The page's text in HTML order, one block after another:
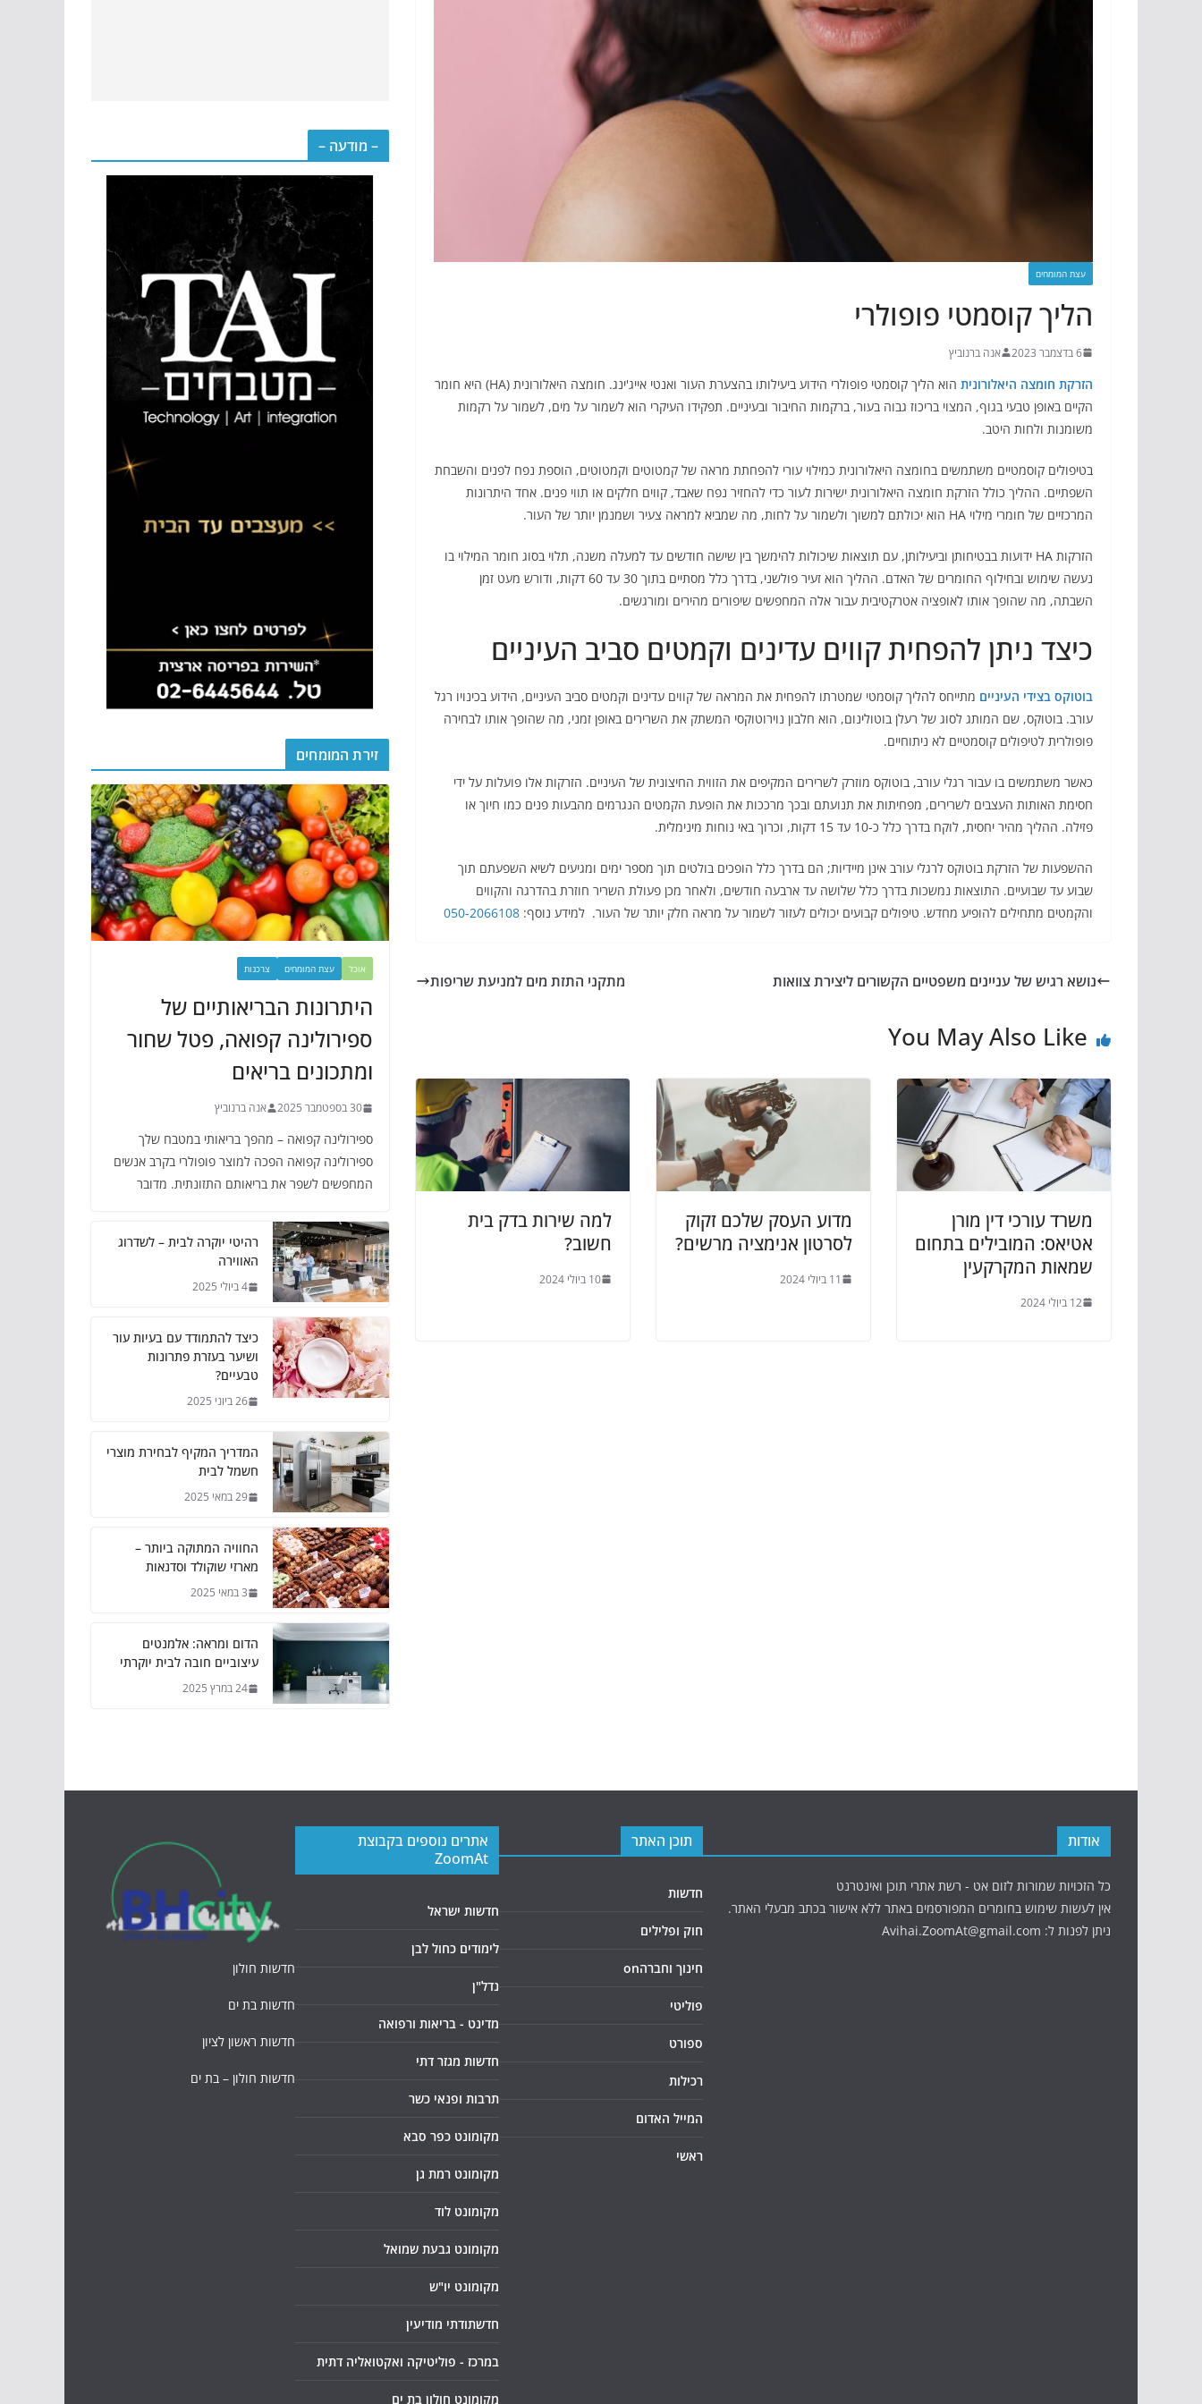
עצת המומחים
הליך קוסמטי פופולרי
6 בדצמבר 2023 אנה ברנוביץ
הזרקת חומצה היאלורונית
הוא הליך קוסמטי פופולרי הידוע ביעילותו בהצערת העור ואנטי אייג'ינג. חומצה היאלורונית (HA) היא חומר
הקיים באופן טבעי בגוף, המצוי בריכוז גבוה בעור, ברקמות החיבור ובעיניים. תפקידו העיקרי הוא לשמור על מים, לשמור על רקמות
משומנות ולחות היטב.
בטיפולים קוסמטיים משתמשים בחומצה היאלורונית כמילוי עורי להפחתת מראה של קמטוטים וקמטוטים, הוספת נפח לפנים והשבחת
השפתיים. ההליך כולל הזרקת חומצה היאלורונית ישירות לעור כדי להחזיר נפח שאבד, קווים חלקים או תווי פנים. אחד היתרונות
המרכזיים של חומרי מילוי HA הוא יכולתם למשוך ולשמור על לחות, מה שמביא למראה צעיר ושמנמן יותר של העור.
הזרקות HA ידועות בבטיחותן וביעילותן, עם תוצאות שיכולות להימשך בין שישה חודשים עד למעלה משנה, תלוי בסוג חומר המילוי בו
נעשה שימוש ובחילוף החומרים של האדם. ההליך הוא זעיר פולשני, בדרך כלל מסתיים בתוך 30 עד 60 דקות, ודורש מעט זמן
השבתה, מה שהופך אותו לאופציה אטרקטיבית עבור אלה המחפשים שיפורים מהירים ומורגשים.
כיצד ניתן להפחית קווים עדינים וקמטים סביב העיניים
בוטוקס בצידי העיניים מתייחס להליך קוסמטי שמטרתו להפחית את המראה של קווים עדינים וקמטים סביב העיניים, הידוע בכינויו רגל
עורב. בוטוקס, שם המותג לסוג של רעלן בוטולינום, הוא חלבון נוירוטוקסי המשתק את השרירים באופן זמני, מה שהופך אותו לבחירה
פופולרית לטיפולים קוסמטיים לא ניתוחיים.
כאשר משתמשים בו עבור רגלי עורב, בוטוקס מוזרק לשרירים המקיפים את הזווית החיצונית של העיניים. הזרקות אלו פועלות על ידי
חסימת האותות העצבים לשרירים, מפחיתות את תנועתם ובכך מרככות את הופעת הקמטים הנגרמים מהבעות פנים כמו חיוך או
פזילה. ההליך מהיר יחסית, לוקח בדרך כלל כ-10 עד 15 דקות, וכרוך באי נוחות מינימלית.
ההשפעות של הזרקת בוטוקס לרגלי עורב אינן מיידיות; הם בדרך כלל הופכים בולטים תוך מספר ימים ומגיעים לשיא השפעתם תוך
שבוע עד שבועיים. התוצאות נמשכות בדרך כלל שלושה עד ארבעה חודשים, ולאחר מכן פעולת השריר חוזרת בהדרגה והקווים
והקמטים מתחילים להופיע מחדש. טיפולים קבועים יכולים לעזור לשמור על מראה חלק יותר של העור. למידע נוסף: 050-2066108
נושא רגיש של עניינים משפטיים הקשורים ליצירת צוואות מתקני התזת מים למניעת שריפות
You May Also Like
משרד עורכי דין מורן
אטיאס: המובילים בתחום
שמאות המקרקעין
12 ביולי 2024
מדוע העסק שלכם זקוק
לסרטון אנימציה מרשים?
11 ביולי 2024
למה שירות בדק בית
חשוב?
10 ביולי 2024
– מודעה –
זירת המומחים
אוכל עצת המומחים צרכנות
היתרונות הבריאותיים של
ספירולינה קפואה, פטל שחור
ומתכונים בריאים
30 בספטמבר 2025 אנה ברנוביץ
ספירולינה קפואה – מהפך בריאותי במטבח שלך
ספירולינה קפואה הפכה למוצר פופולרי בקרב אנשים
המחפשים לשפר את בריאותם התזונתית. מדובר
רהיטי יוקרה לבית – לשדרוג
האווירה
4 ביולי 2025
כיצד להתמודד עם בעיות עור
ושיער בעזרת פתרונות
טבעיים?
26 ביוני 2025
המדריך המקיף לבחירת מוצרי
חשמל לבית
29 במאי 2025
החוויה המתוקה ביותר –
מארזי שוקולד וסדנאות
3 במאי 2025
הדום ומראה: אלמנטים
עיצוביים חובה לבית יוקרתי
24 במרץ 2025
אודות
כל הזכויות שמורות לזום אט - רשת אתרי תוכן ואינטרנט
אין לעשות שימוש בחומרים המפורסמים באתר ללא אישור בכתב מבעלי האתר.
ניתן לפנות ל: Avihai.ZoomAt@gmail.com
תוכן האתר
חדשות
חוק ופלילים
חינוך וחברהon
פוליטי
ספורט
רכילות
המייל האדום
ראשי
אתרים נוספים בקבוצת
ZoomAt
חדשות ישראל
לימודים כחול לבן
נדל"ן
מדינט - בריאות ורפואה
חדשות מגזר דתי
תרבות ופנאי כשר
מקומונט כפר סבא
מקומונט רמת גן
מקומונט לוד
מקומונט גבעת שמואל
מקומונט יו"ש
חדשתודתי מודיעין
במרכז - פוליטיקה ואקטואליה דתית
מקומונט חולון בת ים
חדשות חולון
חדשות בת ים
חדשות ראשון לציון
חדשות חולון – בת ים